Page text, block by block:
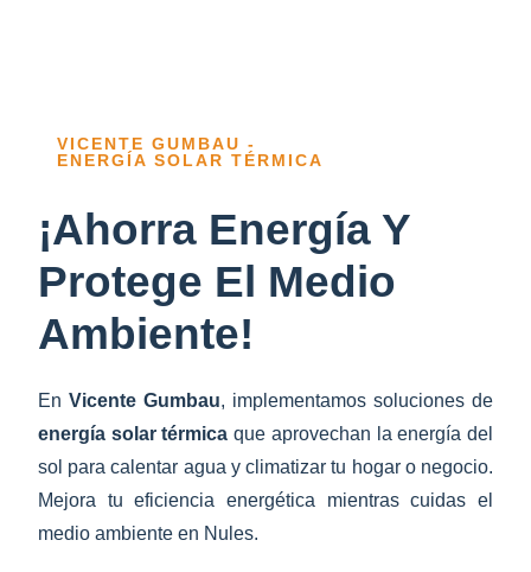
VICENTE GUMBAU -
ENERGÍA SOLAR TÉRMICA
¡Ahorra Energía Y
Protege El Medio
Ambiente!
En Vicente Gumbau, implementamos soluciones de
energía solar térmica que aprovechan la energía del
sol para calentar agua y climatizar tu hogar o negocio.
Mejora tu eficiencia energética mientras cuidas el
medio ambiente en Nules.